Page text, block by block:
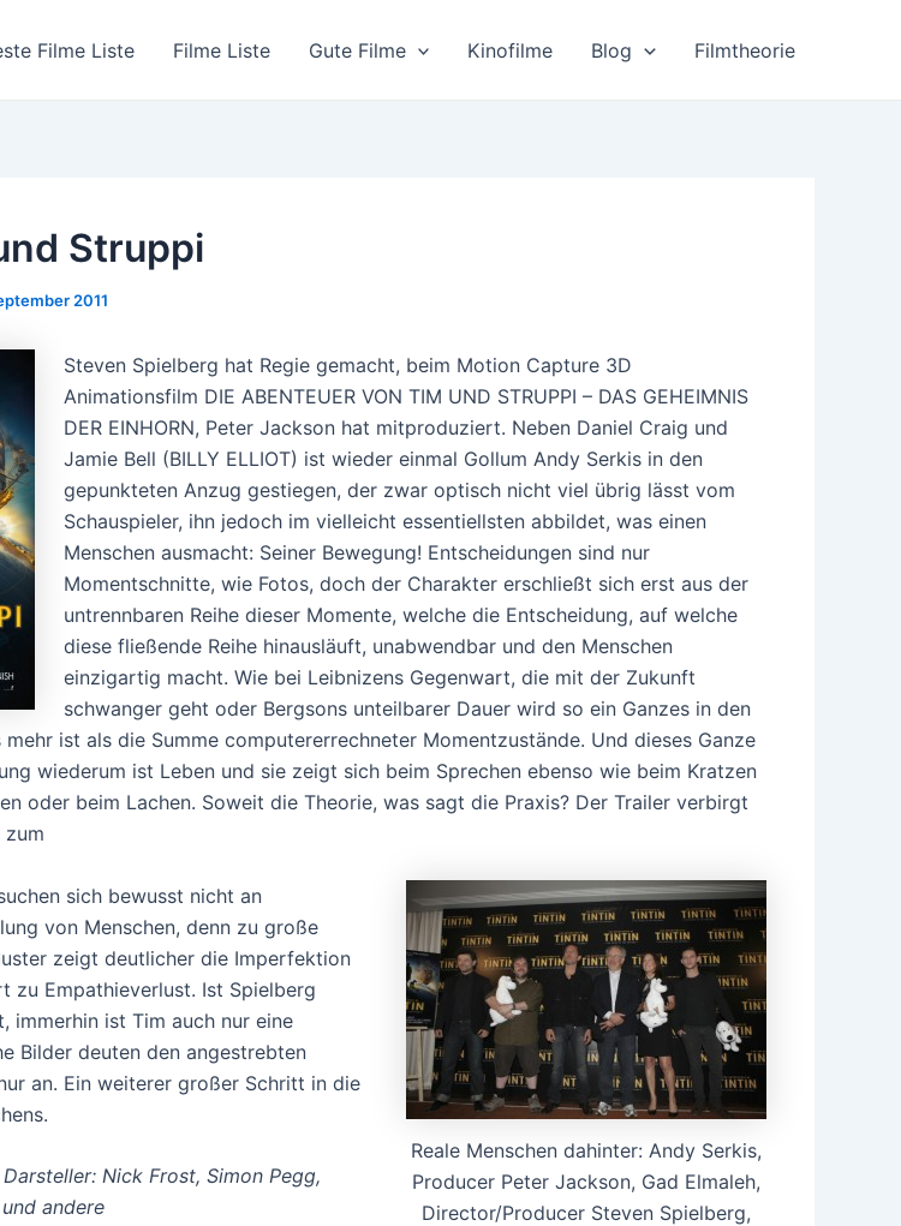
Filme Liste Filme Liste Gute Filme Kinofilme Blog Filmtheorie
Struppi
2011
Steven Spielberg hat Regie gemacht, beim Motion Capture 3D
Animationsfilm DIE ABENTEUER VON TIM UND STRUPPI – DAS GEHEIMNIS
DER EINHORN, Peter Jackson hat mitproduziert. Neben Daniel Craig und
Jamie Bell (BILLY ELLIOT) ist wieder einmal Gollum Andy Serkis in den
gepunkteten Anzug gestiegen, der zwar optisch nicht viel übrig lässt vom
Schauspieler, ihn jedoch im vielleicht essentiellsten abbildet, was einen
Menschen ausmacht: Seiner Bewegung! Entscheidungen sind nur
Momentschnitte, wie Fotos, doch der Charakter erschließt sich erst aus der
untrennbaren Reihe dieser Momente, welche die Entscheidung, auf welche
diese fließende Reihe hinausläuft, unabwendbar und den Menschen
einzigartig macht. Wie bei Leibnizens Gegenwart, die mit der Zukunft
schwanger geht oder Bergsons unteilbarer Dauer wird so ein Ganzes in den
ist als die Summe computererrechneter Momentzustände. Und dieses Ganze
wiederum ist Leben und sie zeigt sich beim Sprechen ebenso wie beim Kratzen
oder beim Lachen. Soweit die Theorie, was sagt die Praxis? Der Trailer verbirgt
zum
Reale Menschen dahinter: Andy Serkis,
Producer Peter Jackson, Gad Elmaleh,
Director/Producer Steven Spielberg,
sich bewusst nicht an
von Menschen, denn zu große
zeigt deutlicher die Imperfektion
zu Empathieverlust. Ist Spielberg
immerhin ist Tim auch nur eine
Bilder deuten den angestrebten
an. Ein weiterer großer Schritt in die
Nick Frost, Simon Pegg,
andere